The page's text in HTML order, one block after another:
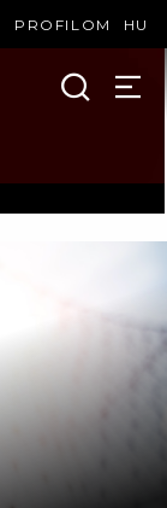
PROFILOM HU